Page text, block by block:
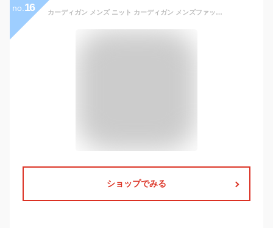
no. 16 カーディガン メンズ ニット カーディガン メンズファッション Vネック 綿ニット カジュアル カーデ シンプル 無地 コットン Vネックカーディガン 薄手 メンズ 羽織り
ショップでみる